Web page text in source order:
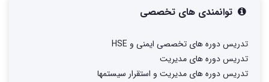
توانمندی های تخصصی
تدریس دوره های تخصصی ایمنی و HSE
تدریس دوره های مدیریت
تدریس دوره های مدیریت و استقرار سیستمها